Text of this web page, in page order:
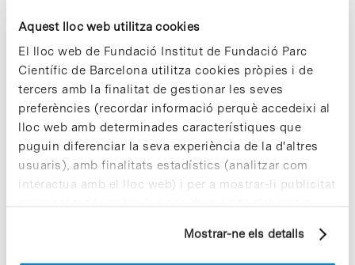
Aquest lloc web utilitza cookies
El lloc web de Fundació Institut de Fundació Parc
Científic de Barcelona utilitza cookies pròpies i de
tercers amb la finalitat de gestionar les seves
preferències (recordar informació perquè accedeixi al
lloc web amb determinades característiques que
puguin diferenciar la seva experiència de la d'altres
usuaris), amb finalitats estadístics (analitzar com
interactua amb el lloc web) i per a mostrar-li publicitat
personalitzada sobre la base d'un perfil elaborat a
pàgines visitades). Per a obtenir més informació sobre
les cookies pot consultar laPolítica de cookiesdel
Mostrar-ne els detalls
Barcelona, La Balear, Cadena Movitel,
La Fundació GAEM promou la
solidaritat dels universitaris
amb l’esclerosi múltiple
Notícies
La
Fundació GAEM, Grup d’Afectats per
l’Esclerosi Múltiple–ubicada al Parc
Científic Barcelona– impulsarà durant
els propers mesos de març i abril la
campanya de sensibilització «Setmana